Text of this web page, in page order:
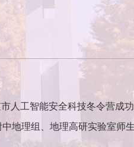
人工智能安全科技冬令营成
地理组、地理高研实验室师